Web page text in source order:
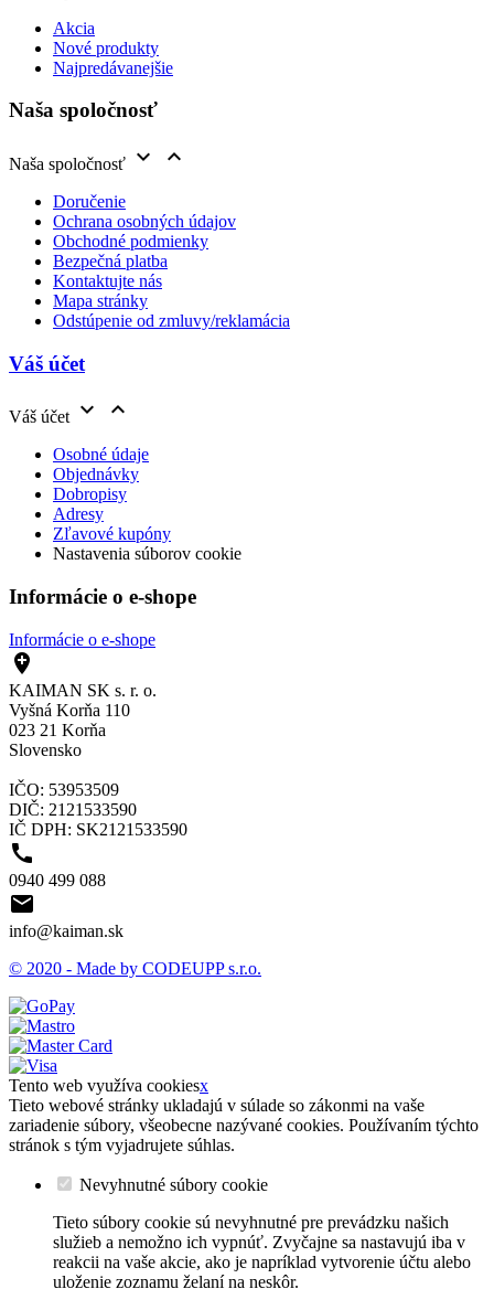
Akcia
Nové produkty
Najpredávanejšie
Naša spoločnosť
Naša spoločnosť  
Doručenie
Ochrana osobných údajov
Obchodné podmienky
Bezpečná platba
Kontaktujte nás
Mapa stránky
Odstúpenie od zmluvy/reklamácia
Váš účet
Váš účet  
Osobné údaje
Objednávky
Dobropisy
Adresy
Zľavové kupóny
Nastavenia súborov cookie
Informácie o e-shope
Informácie o e-shope

KAIMAN SK s. r. o.
Vyšná Korňa 110
023 21 Korňa
Slovensko
IČO: 53953509
DIČ: 2121533590
IČ DPH: SK2121533590

0940 499 088

info@kaiman.sk
© 2020 - Made by CODEUPP s.r.o.
Tento web využíva cookiesx
Tieto webové stránky ukladajú v súlade so zákonmi na vaše
zariadenie súbory, všeobecne nazývané cookies. Používaním týchto
stránok s tým vyjadrujete súhlas.
Nevyhnutné súbory cookie
Tieto súbory cookie sú nevyhnutné pre prevádzku našich
služieb a nemožno ich vypnúť. Zvyčajne sa nastavujú iba v
reakcii na vaše akcie, ako je napríklad vytvorenie účtu alebo
uloženie zoznamu želaní na neskôr.